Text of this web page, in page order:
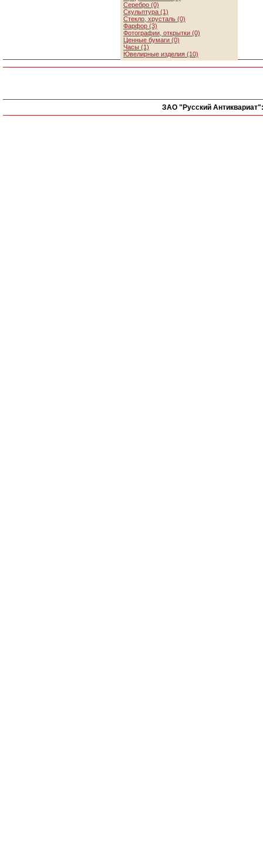
Серебро (0)
Скульптура (1)
Стекло, хрусталь (0)
Фарфор (3)
Фотографии, открытки (0)
Ценные бумаги (0)
Часы (1)
Ювелирные изделия (10)
ЗАО "Русский Антиквариат":